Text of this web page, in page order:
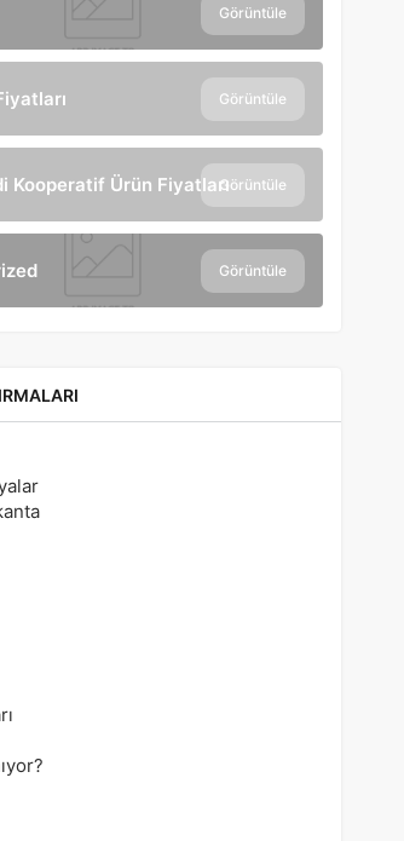
Görüntüle
Görüntüle
Kooperatif Ürün FiyatlarıGörüntüle
Görüntüle